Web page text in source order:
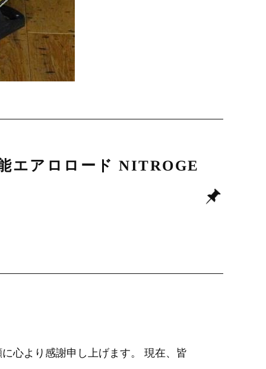
エアロロード NITROGE
心より感謝申し上げます。 現在、皆